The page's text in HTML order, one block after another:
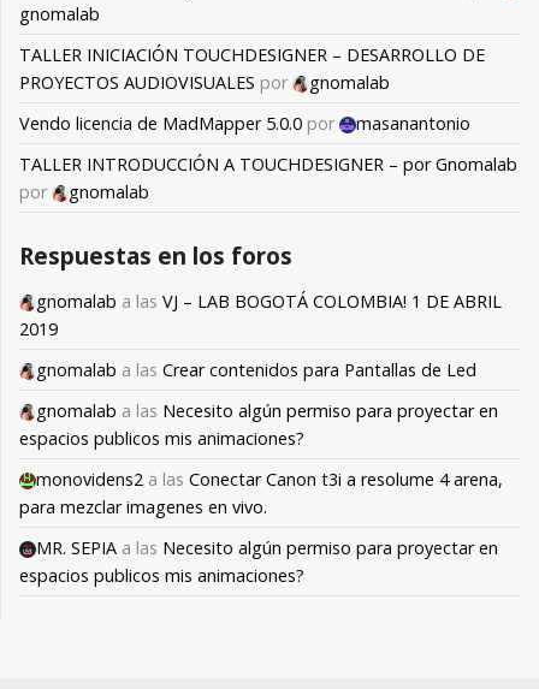
gnomalab
TALLER INICIACIÓN TOUCHDESIGNER – DESARROLLO DE
PROYECTOS AUDIOVISUALES por
gnomalab
Vendo licencia de MadMapper 5.0.0 por
masanantonio
TALLER INTRODUCCIÓN A TOUCHDESIGNER – por Gnomalab
por
gnomalab
Respuestas en los foros
gnomalab a las VJ – LAB BOGOTÁ COLOMBIA! 1 DE ABRIL
2019
gnomalab a las Crear contenidos para Pantallas de Led
gnomalab a las Necesito algún permiso para proyectar en
espacios publicos mis animaciones?
monovidens2 a las Conectar Canon t3i a resolume 4 arena,
para mezclar imagenes en vivo.
MR. SEPIA a las Necesito algún permiso para proyectar en
espacios publicos mis animaciones?